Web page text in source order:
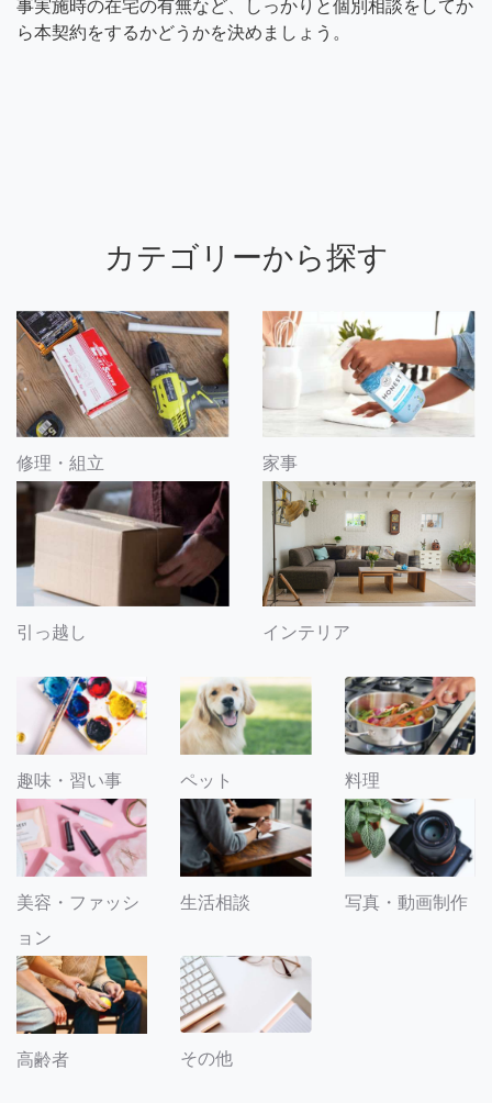
事実施時の在宅の有無など、しっかりと個別相談をしてか
ら本契約をするかどうかを決めましょう。
カテゴリーから探す
修理・組立 家事
引っ越し インテリア
趣味・習い事 ペット 料理
美容・ファッシ
ョン
生活相談 写真・動画制作
高齢者 その他